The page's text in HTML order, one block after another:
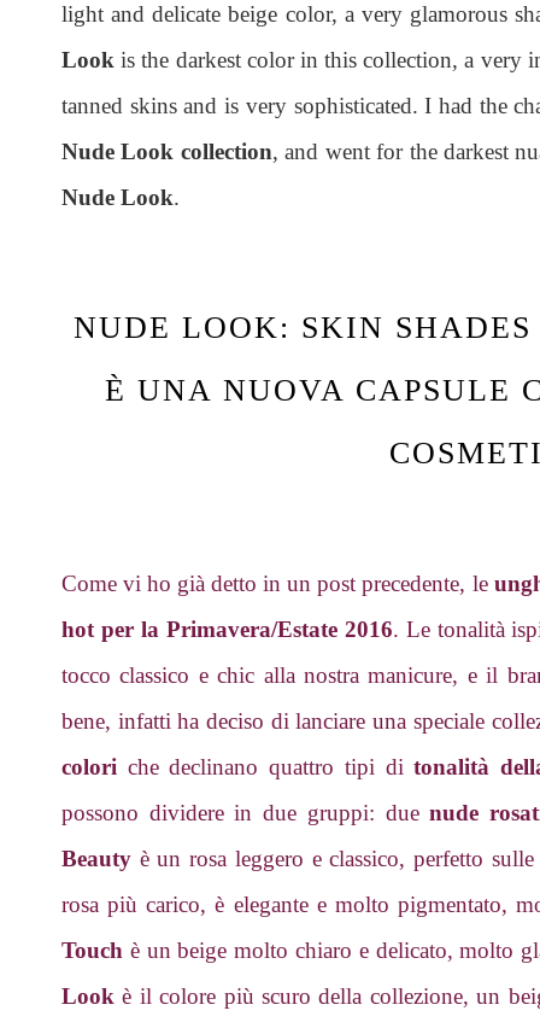
light and delicate beige color, a very glamorous
Lookis the darkest color in this collection, a very
tanned skins and is very sophisticated. I had the
Nude Look collection, and went for the darkest
Nude Look.
NUDE LOOK: SKIN
È UNA NUOVA CAPSULE
Come vi ho già detto in un post precedente, le
hot per la Primavera/Estate 2016. Le tonalità
tocco classico e chic alla nostra manicure, e il
bene, infatti ha deciso di lanciare una speciale
colori che declinano quattro tipi ditonalità
possono dividere in due gruppi: duenude
Beauty è un rosa leggero e classico, perfetto
rosa più carico, è elegante e molto pigmentato,
Touch è un beige molto chiaro e delicato, molto
Look è il colore più scuro della collezione, un